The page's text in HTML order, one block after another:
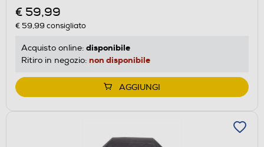
€ 59,99
€ 59,99 consigliato
Acquisto online: disponibile
Ritiro in negozio: non disponibile
AGGIUNGI